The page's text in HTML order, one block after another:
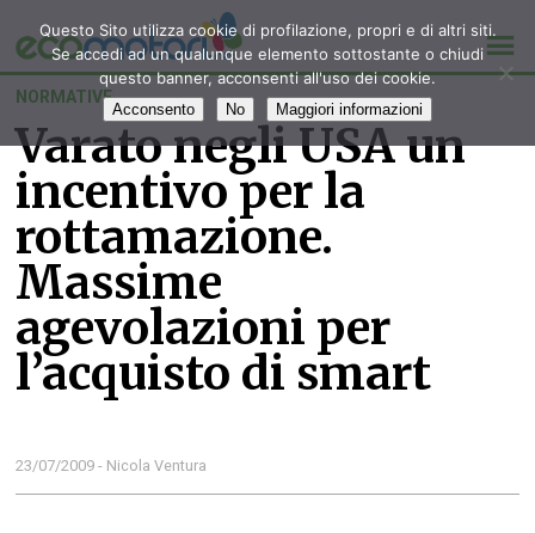
NORMATIVE
Varato negli USA un
incentivo per la
rottamazione.
Massime
agevolazioni per
l’acquisto di smart
23/07/2009 - Nicola Ventura
Questo Sito utilizza cookie di profilazione, propri e di altri siti.
Se accedi ad un qualunque elemento sottostante o chiudi
questo banner, acconsenti all'uso dei cookie.
Acconsento No Maggiori informazioni